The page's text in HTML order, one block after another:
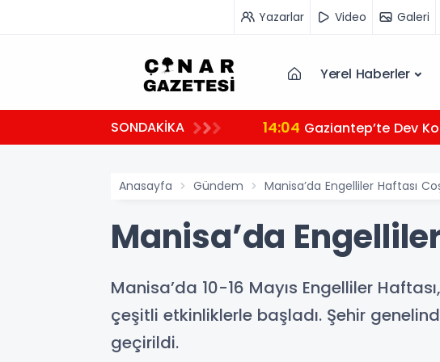
Yazarlar Video Galeri
Yerel Haberler
SONDAKİKA 14:04 Gaziantep’te Dev
Anasayfa Gündem Manisa’da Engelliler Haftası
Manisa’da
Manisa’da 10-16 Mayıs Engelliler
çeşitli etkinliklerle başladı. Şehir
geçirildi.